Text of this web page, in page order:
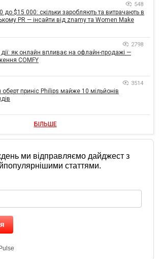
548
до $15 000: скільки заробляють та витрачають в
PR — інсайти від znamy та Women Make
2798
дії: як онлайн впливає на офлайн-продажі —
COMFY
3514
приніс Philips майже 10 мільйонів
БІЛЬШЕ
ми відправляємо дайджест з
статтями.